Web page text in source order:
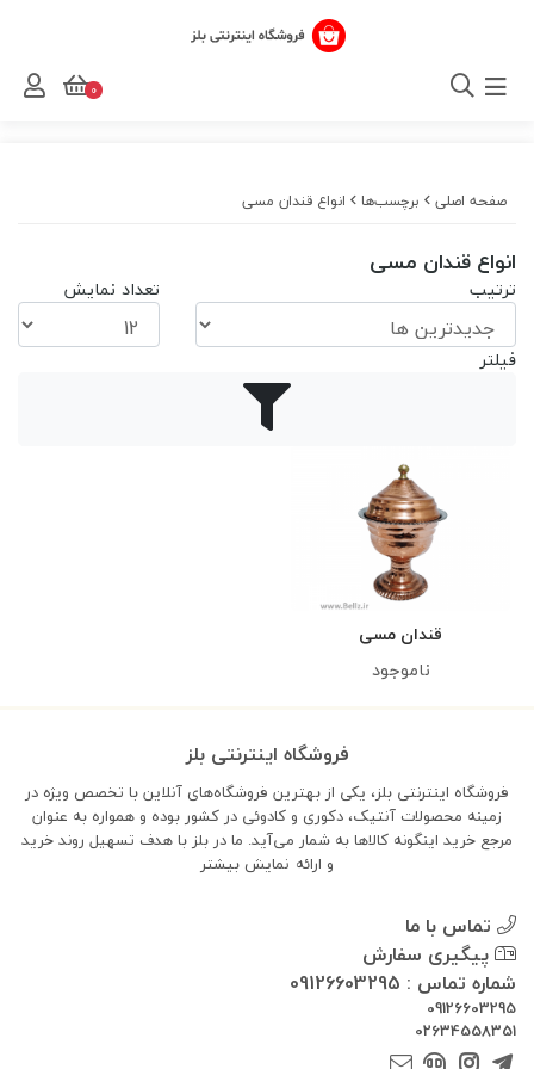
صفحه اصلی برچسب‌ها انواع قندان مسی
انواع قندان مسی
ترتیب تعداد نمایش
فیلتر
قندان مسی
ناموجود
فروشگاه اینترنتی بلز
فروشگاه اینترنتی بلز، یکی از بهترین فروشگاه‌های آنلاین با تخصص ویژه در
زمینه محصولات آنتیک، دکوری و کادوئی در کشور بوده و همواره به عنوان
مرجع خرید اینگونه کالاها به شمار می‌آید. ما در بلز با هدف تسهیل روند خرید
و ارائه نمایش بیشتر
تماس با ما
پیگیری سفارش
شماره تماس : 09126603295
09126603295
02634558351
0